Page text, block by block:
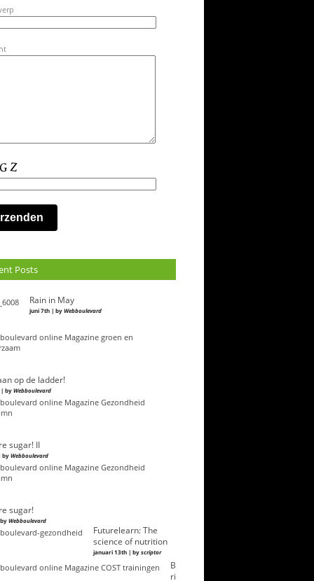
Posts
Rain in May
juni 7th | byWebboulevard
op de ladder!
| byWebboulevard
sugar! II
byWebboulevard
sugar!
Webboulevard
Futurelearn: The
science of nutrition
januari 13th | byscriptor
B
ri